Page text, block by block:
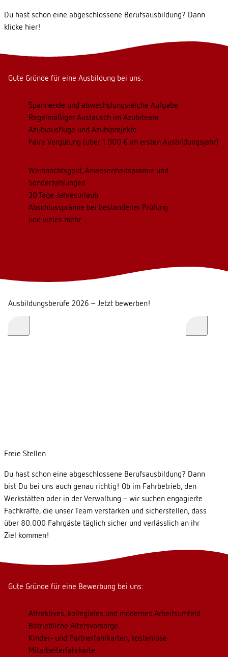
Du hast schon eine abgeschlossene Berufsausbildung? Dann
klicke hier!
Gute Gründe für eine Ausbildung bei uns:
Spannende und abwechslungsreiche Aufgabe
Regelmäßiger Austausch im Azubiteam
Azubiausflüge und Azubiprojekte
Faire Vergütung (über 1.000 € im ersten Ausbildungsjahr)
Weihnachtsgeld, Anwesenheitsprämie und
Sonderzahlungen
30 Tage Jahresurlaub
Abschlussprämie bei bestandener Prüfung
und vieles mehr…
Ausbildungsberufe 2026 – Jetzt bewerben!
Freie Stellen
Du hast schon eine abgeschlossene Berufsausbildung? Dann
bist Du bei uns auch genau richtig! Ob im Fahrbetrieb, den
Werkstätten oder in der Verwaltung – wir suchen engagierte
Fachkräfte, die unser Team verstärken und sicherstellen, dass
über 80.000 Fahrgäste täglich sicher und verlässlich an ihr
Ziel kommen!
Gute Gründe für eine Bewerbung bei uns:
Attraktives, kollegiales und modernes Arbeitsumfeld
Betriebliche Altersvorsorge
Kinder- und Partnerfahrkarten, kostenlose
Mitarbeiterfahrkarte